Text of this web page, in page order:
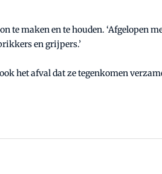
te maken en te houden. ‘Afgelopen
en grijpers.’
het afval dat ze tegenkomen